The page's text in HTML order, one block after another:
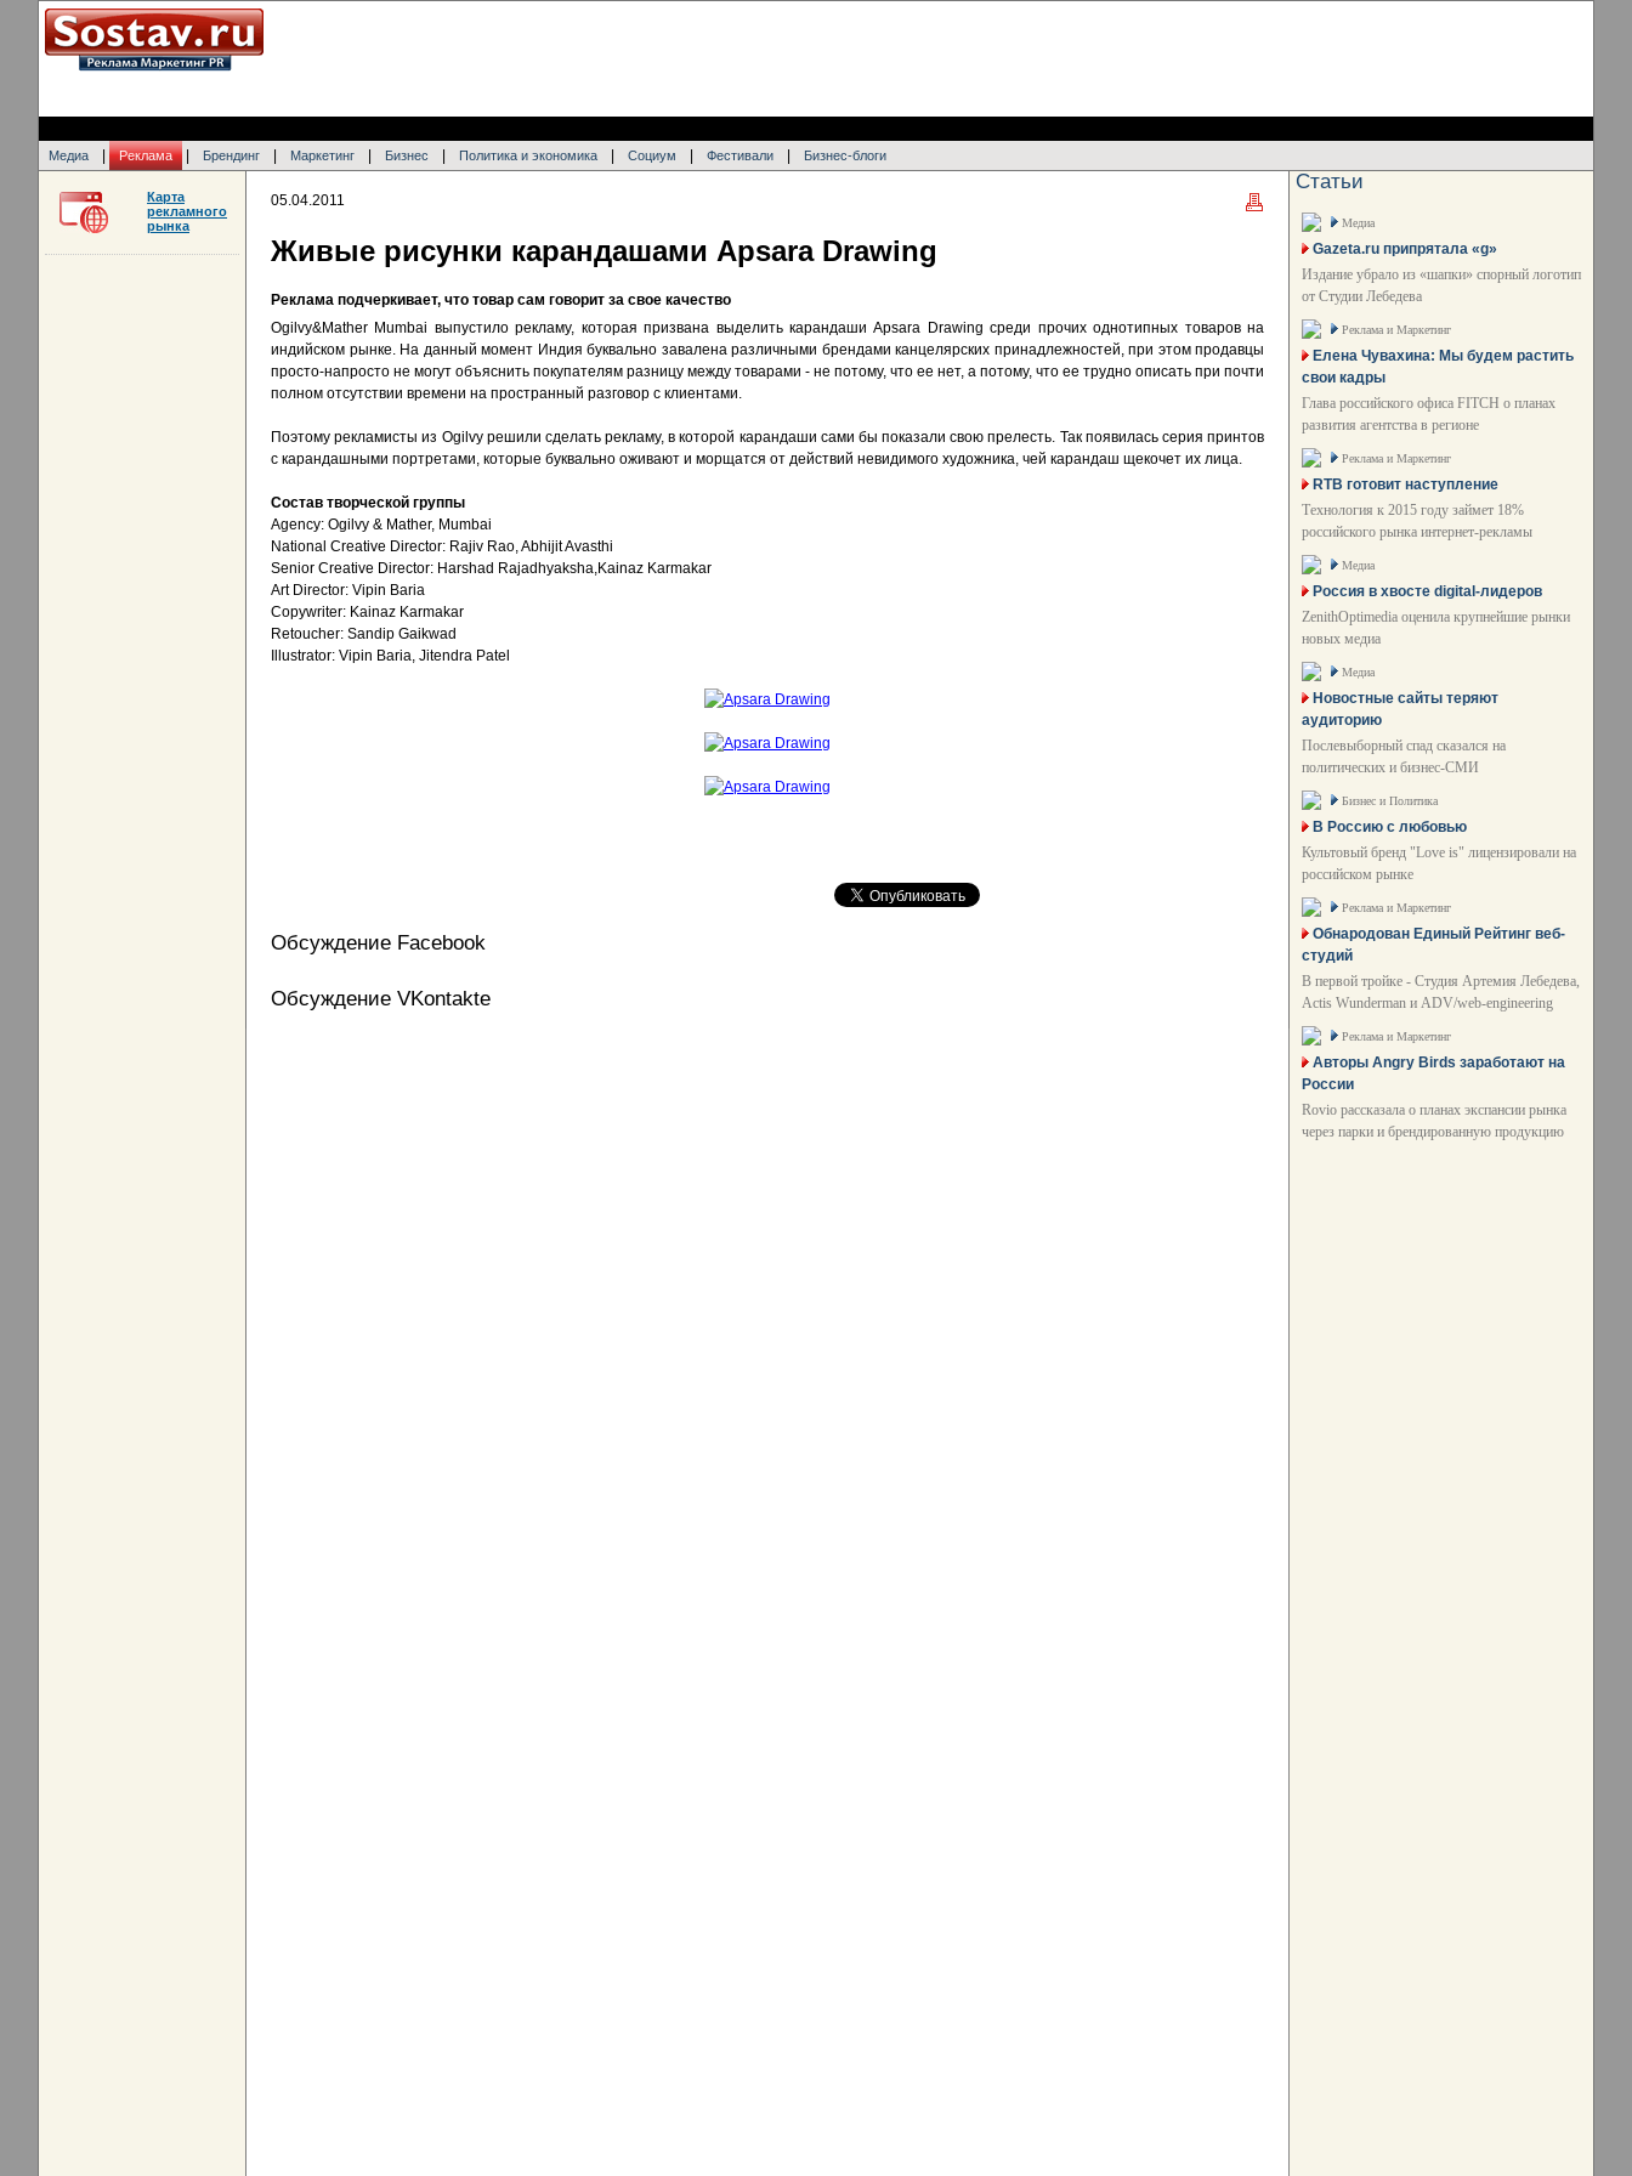
Медиа Реклама Брендинг Маркетинг Бизнес Политика и экономика Социум Фестивали Бизнес-блоги
05.04.2011
Живые рисунки карандашами Apsara Drawing
Реклама подчеркивает, что товар сам говорит за свое качество
Ogilvy&Mather Mumbai выпустило рекламу, которая призвана выделить карандаши Apsara Drawing среди прочих однотипных товаров на
индийском рынке. На данный момент Индия буквально завалена различными брендами канцелярских принадлежностей, при этом продавцы
просто-напросто не могут объяснить покупателям разницу между товарами - не потому, что ее нет, а потому, что ее трудно описать при почти
полном отсутствии времени на пространный разговор с клиентами.
Поэтому рекламисты из Ogilvy решили сделать рекламу, в которой карандаши сами бы показали свою прелесть. Так появилась серия принтов
с карандашными портретами, которые буквально оживают и морщатся от действий невидимого художника, чей карандаш щекочет их лица.
Состав творческой группы
Agency: Ogilvy & Mather, Mumbai
National Creative Director: Rajiv Rao, Abhijit Avasthi
Senior Creative Director: Harshad Rajadhyaksha,Kainaz Karmakar
Art Director: Vipin Baria
Copywriter: Kainaz Karmakar
Retoucher: Sandip Gaikwad
Illustrator: Vipin Baria, Jitendra Patel
Обсуждение Facebook
Обсуждение VKontakte
Карта
рекламного
рынка
Статьи
Медиа
Gazeta.ru припрятала «g»
Издание убрало из «шапки» спорный логотип
от Студии Лебедева
Реклама и Маркетинг
Елена Чувахина: Мы будем растить
свои кадры
Глава российского офиса FITCH о планах
развития агентства в регионе
Реклама и Маркетинг
RTB готовит наступление
Технология к 2015 году займет 18%
российского рынка интернет-рекламы
Медиа
Россия в хвосте digital-лидеров
ZenithOptimedia оценила крупнейшие рынки
новых медиа
Медиа
Новостные сайты теряют
аудиторию
Послевыборный спад сказался на
политических и бизнес-СМИ
Бизнес и Политика
В Россию с любовью
Культовый бренд "Love is" лицензировали на
российском рынке
Реклама и Маркетинг
Обнародован Единый Рейтинг веб-
студий
В первой тройке - Студия Артемия Лебедева,
Actis Wunderman и ADV/web-engineering
Реклама и Маркетинг
Авторы Angry Birds заработают на
России
Rovio рассказала о планах экспансии рынка
через парки и брендированную продукцию